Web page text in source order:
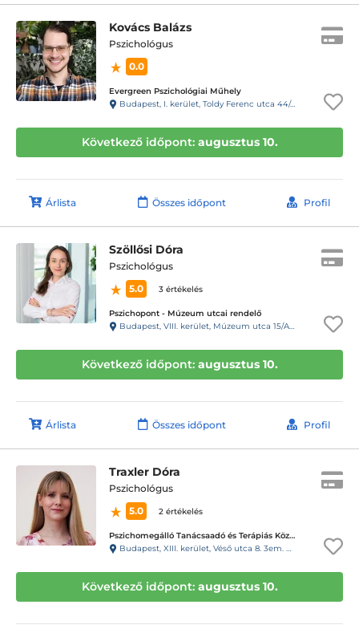
Kovács Balázs
Pszichológus
0.0
Evergreen Pszichológiai Műhely
Budapest, I. kerület, Toldy Ferenc utca 44/a, 6-os kapucsengő
Következő időpont: augusztus 10.
Árlista Összes időpont Profil
Szöllősi Dóra
Pszichológus
5.0
3 értékelés
Pszichopont - Múzeum utcai rendelő
Budapest, VIII. kerület, Múzeum utca 15/A. Fsz/1. ajtó (11-es kapucsengő)
Következő időpont: augusztus 10.
Árlista Összes időpont Profil
Traxler Dóra
Pszichológus
5.0
2 értékelés
Pszichomegálló Tanácsaadó és Terápiás Központ - Vizafogó központ
Budapest, XIII. kerület, Véső utca 8. 3em. 6. (98kapucsengő)
Következő időpont: augusztus 10.